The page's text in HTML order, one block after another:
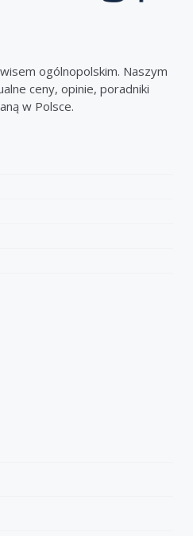
ogólnopolskim. Naszym
ceny, opinie, poradniki
w Polsce.